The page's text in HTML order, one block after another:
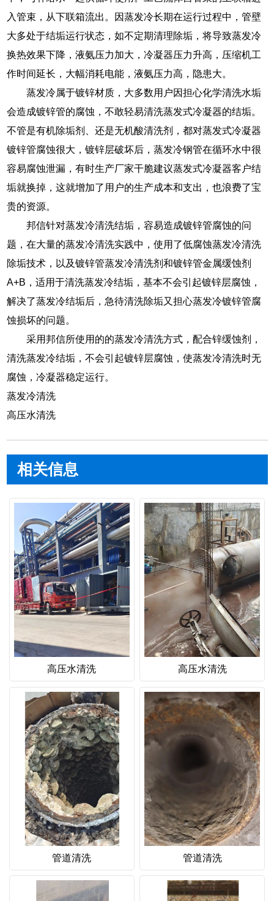
入管束，从下联箱流出。因蒸发冷长期在运行过程中，管壁
大多处于结垢运行状态，如不定期清理除垢，将导致蒸发冷
换热效果下降，液氨压力加大，冷凝器压力升高，压缩机工
作时间延长，大幅消耗电能，液氨压力高，隐患大。
蒸发冷属于镀锌材质，大多数用户因担心化学清洗水垢
会造成镀锌管的腐蚀，不敢轻易清洗蒸发式冷凝器的结垢。
不管是有机除垢剂、还是无机酸清洗剂，都对蒸发式冷凝器
镀锌管腐蚀很大，镀锌层破坏后，蒸发冷钢管在循环水中很
容易腐蚀泄漏，有时生产厂家干脆建议蒸发式冷凝器客户结
垢就换掉，这就增加了用户的生产成本和支出，也浪费了宝
贵的资源。
邦信针对蒸发冷清洗结垢，容易造成镀锌管腐蚀的问
题，在大量的蒸发冷清洗实践中，使用了低腐蚀蒸发冷清洗
除垢技术，以及镀锌管蒸发冷清洗剂和镀锌管金属缓蚀剂
A+B，适用于清洗蒸发冷结垢，基本不会引起镀锌层腐蚀，
解决了蒸发冷结垢后，急待清洗除垢又担心蒸发冷镀锌管腐
蚀损坏的问题。
采用邦信所使用的的蒸发冷清洗方式，配合锌缓蚀剂，
清洗蒸发冷结垢，不会引起镀锌层腐蚀，使蒸发冷清洗时无
腐蚀，冷凝器稳定运行。
蒸发冷清洗
高压水清洗
相关信息
高压水清洗 高压水清洗
管道清洗 管道清洗